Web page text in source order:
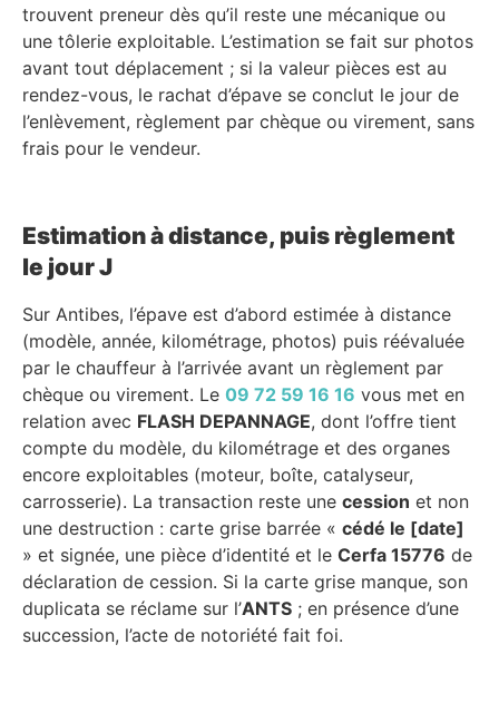
trouvent preneur dès qu’il reste une mécanique ou
une tôlerie exploitable. L’estimation se fait sur photos
avant tout déplacement ; si la valeur pièces est au
rendez-vous, le rachat d’épave se conclut le jour de
l’enlèvement, règlement par chèque ou virement, sans
frais pour le vendeur.
Estimation à distance, puis règlement
le jour J
Sur Antibes, l’épave est d’abord estimée à distance
(modèle, année, kilométrage, photos) puis réévaluée
par le chauffeur à l’arrivée avant un règlement par
chèque ou virement. Le 09 72 59 16 16 vous met en
relation avec FLASH DEPANNAGE, dont l’offre tient
compte du modèle, du kilométrage et des organes
encore exploitables (moteur, boîte, catalyseur,
carrosserie). La transaction reste une cession et non
une destruction : carte grise barrée « cédé le [date]
» et signée, une pièce d’identité et le Cerfa 15776 de
déclaration de cession. Si la carte grise manque, son
duplicata se réclame sur l’ANTS ; en présence d’une
succession, l’acte de notoriété fait foi.